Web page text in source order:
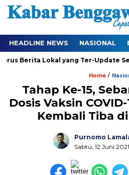
HEADLINE NEWS NASIONAL
Berita Lokal yang Ter-Update
Home/
Tahap Ke-15,
Dosis Vaksin
Kembali Tiba
Purnomo
Sabtu, 12 Juni 2021